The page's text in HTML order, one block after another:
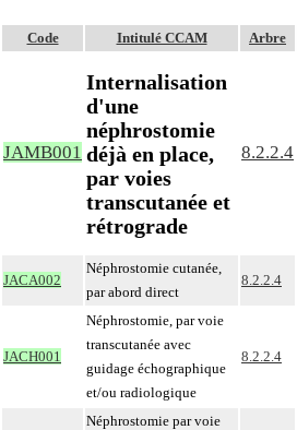
Code Intitulé CCAM Arbre
JAMB001
Internalisation
d'une
néphrostomie
déjà en place,
par voies
transcutanée et
rétrograde
8.2.2.4
JACA002
Néphrostomie cutanée,
par abord direct
8.2.2.4
JACH001
Néphrostomie, par voie
transcutanée avec
guidage échographique
et/ou radiologique
8.2.2.4
Néphrostomie par voie